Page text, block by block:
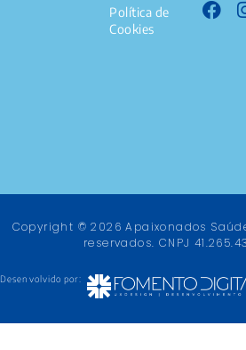
Política de
Cookies
Copyright © 2026 Apaixonados
reservados. CNPJ
Desenvolvido por: